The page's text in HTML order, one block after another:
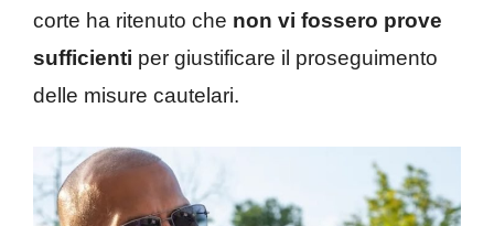
corte ha ritenuto che non vi fossero prove
sufficienti per giustificare il proseguimento
delle misure cautelari.